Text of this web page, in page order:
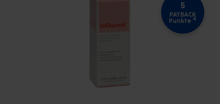
5
PAYBACK
Punkte 4